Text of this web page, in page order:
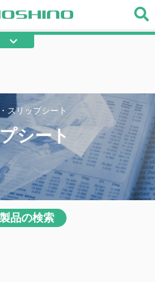
エステル帆布
ターポリン
不燃間仕切り
シート
スリップシート
製品の検索